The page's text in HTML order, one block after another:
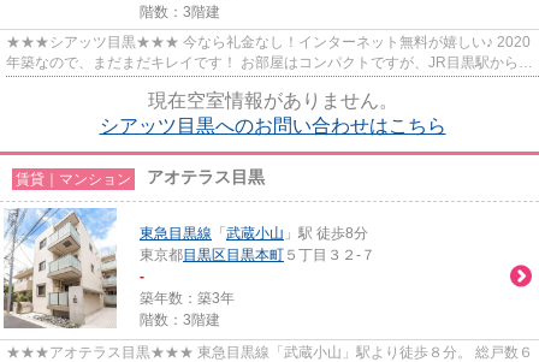
階数：3階建
★★★シアッツ目黒★★★ 今なら礼金なし！インターネット無料が嬉しい♪ 2020
年築なので、まだまだキレイです！ お部屋はコンパクトですが、JR目黒駅から徒
現在空室情報がありません。
シアッツ目黒へのお問い合わせはこちら
賃貸｜マンション アオテラス目黒
東急目黒線 「 武蔵小山 」駅 徒歩8分
東京都目黒区 目黒本町 ５丁目３２-７
-
築年数：築3年
階数：3階建
★★★アオテラス目黒★★★ 東急目黒線「武蔵小山」駅より徒歩８分。 総戸数６